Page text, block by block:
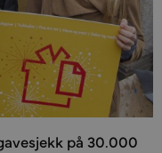
på 30.000